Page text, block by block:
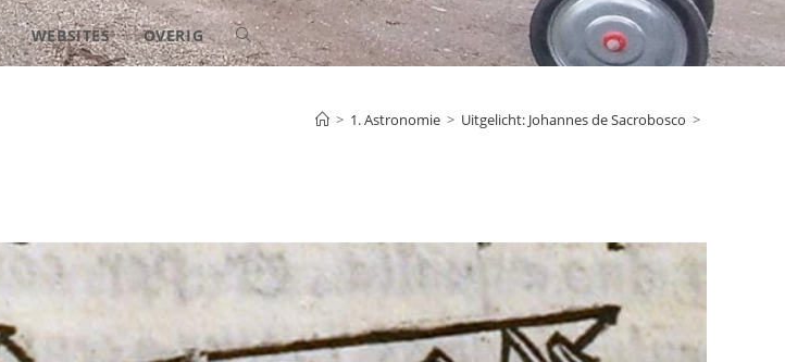
WEBSITES OVERIG TOGGLE
> 1. Astronomie > Uitgelicht: Johannes de Sacrobosco >